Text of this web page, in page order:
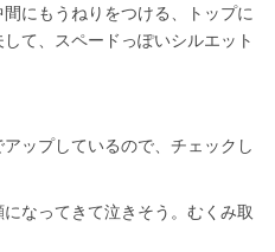
にもうねりをつける、トップに
て、スペードっぽいシルエット
ップしているので、チェックし
なってきて泣きそう。むくみ取